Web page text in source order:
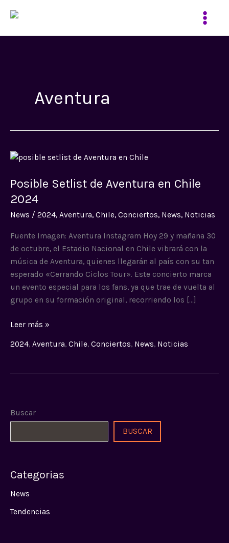
Aventura
Posible Setlist de Aventura en Chile
2024
News / 2024, Aventura, Chile, Conciertos, News, Noticias
Fuente Imagen: Aventura Instagram Hoy 29 y mañana 30
de octubre, el Estadio Nacional en Chile vibrará con la
música de Aventura, quienes llegarán al país con su tan
esperado «Cerrando Ciclos Tour». Este concierto marca
un evento especial para los fans, ya que trae de vuelta al
grupo en su formación original, recorriendo los […]
Posible
de
Aventura
Chile
2024
Leer más »
2024, Aventura, Chile, Conciertos, News, Noticias
Buscar
BUSCAR
Categorias
News
Tendencias